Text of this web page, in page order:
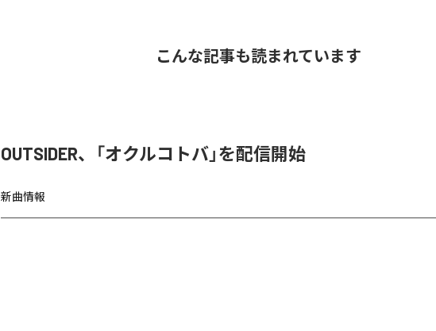
こんな記事も読まれています
OUTSIDER、「オクルコトバ」を配信開始
新曲情報